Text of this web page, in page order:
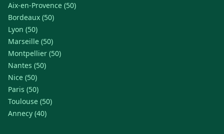
Aix-en-Provence (50)
Bordeaux (50)
Lyon (50)
Marseille (50)
Montpellier (50)
Nantes (50)
Nice (50)
Paris (50)
Toulouse (50)
Annecy (40)